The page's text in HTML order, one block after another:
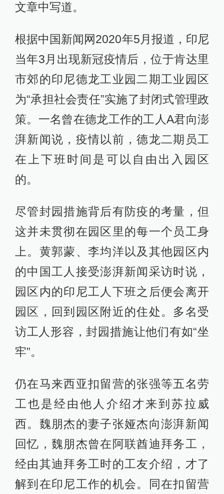
文章中写道。
根据中国新闻网2020年5月报道，印尼
当年3月出现新冠疫情后，位于肯达里
市郊的印尼德龙工业园二期工业园区
为“承担社会责任”实施了封闭式管理政
策。一名曾在德龙工作的工人A君向澎
湃新闻说，疫情以前，德龙二期员工
在上下班时间是可以自由出入园区
的。
尽管封园措施背后有防疫的考量，但
这并未贯彻在园区里的每一个员工身
上。黄郭蒙、李均洋以及其他园区内
的中国工人接受澎湃新闻采访时说，
园区内的印尼工人下班之后便会离开
园区，回到园区附近的住处。多名受
访工人形容，封园措施让他们有如“坐
牢”。
仍在马来西亚扣留营的张强等五名劳
工也是经由他人介绍才来到苏拉威
西。魏朋杰的妻子张娅杰向澎湃新闻
回忆，魏朋杰曾在阿联酋迪拜务工，
经由其迪拜务工时的工友介绍，才了
解到在印尼工作的机会。同在扣留营